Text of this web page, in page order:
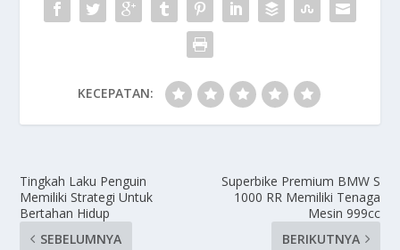
KECEPATAN:
Tingkah Laku Penguin
Memiliki Strategi Untuk
Bertahan Hidup
SEBELUMNYA
Superbike Premium BMW S
1000 RR Memiliki Tenaga
Mesin 999cc
BERIKUTNYA